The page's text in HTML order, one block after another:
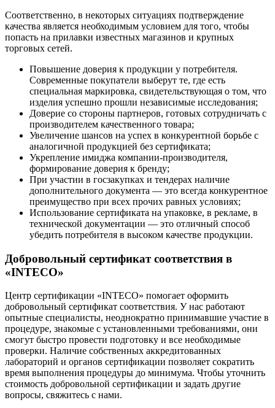
Соответственно, в некоторых ситуациях подтверждение
качества является необходимым условием для того, чтобы
попасть на прилавки известных магазинов и крупных
торговых сетей.
Повышение доверия к продукции у потребителя.
Современные покупатели выберут те, где есть
специальная маркировка, свидетельствующая о том, что
изделия успешно прошли независимые исследования;
Доверие со стороны партнеров, готовых сотрудничать с
производителем качественного товара;
Увеличение шансов на успех в конкурентной борьбе с
аналогичной продукцией без сертификата;
Укрепление имиджа компании-производителя,
формирование доверия к бренду;
При участии в госзакупках и тендерах наличие
дополнительного документа — это всегда конкурентное
преимущество при всех прочих равных условиях;
Использование сертификата на упаковке, в рекламе, в
технической документации — это отличный способ
убедить потребителя в высоком качестве продукции.
Добровольный сертификат соответствия в
«INTECO»
Центр сертификации «INTECO» помогает оформить
добровольный сертификат соответствия. У нас работают
опытные специалисты, неоднократно принимавшие участие в
процедуре, знакомые с установленными требованиями, они
смогут быстро провести подготовку и все необходимые
проверки. Наличие собственных аккредитованных
лабораторий и органов сертификации позволяет сократить
время выполнения процедуры до минимума. Чтобы уточнить
стоимость добровольной сертификации и задать другие
вопросы, свяжитесь с нами.